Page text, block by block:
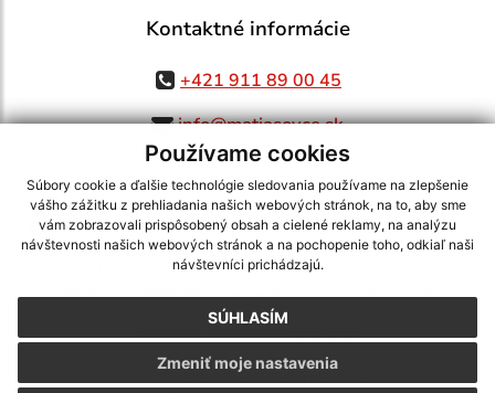
Používame cookies
Súbory cookie a ďalšie technológie sledovania používame na zlepšenie
vášho zážitku z prehliadania našich webových stránok, na to, aby sme
vám zobrazovali prispôsobený obsah a cielené reklamy, na analýzu
návštevnosti našich webových stránok a na pochopenie toho, odkiaľ naši
návštevníci prichádzajú.
SÚHLASÍM
Zmeniť moje nastavenia
Kontaktné informácie
+421 911 89 00 45
info@matiasovce.sk
využite možnosť získavania aktuálnych informácií s využitím RSS
CMS systém (redakčný) systém ECHELON 2,Mapa stránok,web portál
webex.digital, s.r.o.,domény,registrácia domény
Posledná aktualizácia:05.08.2026
Vytlačiť stránku|Vyhlásenie o prístupnosti